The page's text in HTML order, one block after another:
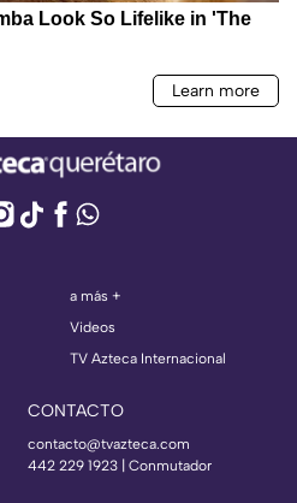
a más +
Videos
TV Azteca Internacional
CONTACTO
contacto@tvazteca.com
442 229 1923 | Conmutador